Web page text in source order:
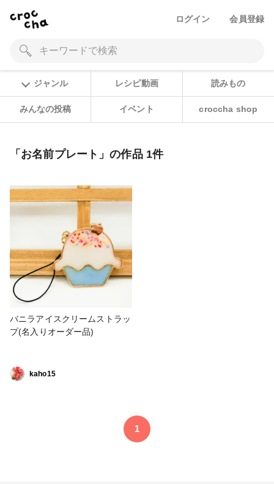
ログイン 会員登録
ジャンル レシピ動画 読みもの
みんなの投稿 イベント croccha shop
「お名前プレート」の作品 1件
バニラアイスクリームストラッ
プ(名入りオーダー品)
kaho15
1